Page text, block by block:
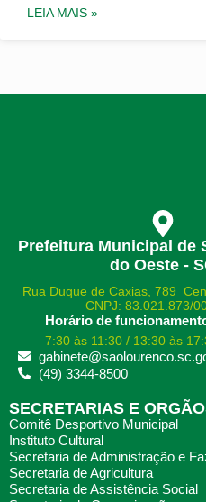
LEIA MAIS »
Prefeitura Municipal de
do Oeste -
Rua Duque de Caxias, 789
CNPJ: 83.021.873/
Horário de
7:30 às 11:30 / 13:30 às
(49) 3344-8500
SECRETARIAS E
Comitê Desportivo Municipal
Instituto Cultural
Secretaria de Administração e
Secretaria de Agricultura
Secretaria de Assistência Social